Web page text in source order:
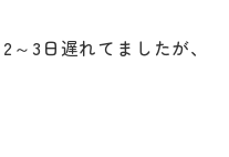
3日遅れてましたが、